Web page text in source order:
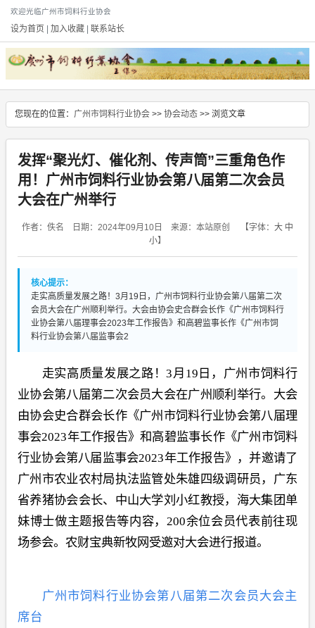
欢迎光临广州市饲料行业协会
设为首页 加入收藏 联系站长
您现在的位置： 广州市饲料行业协会 >> 协会动态 >> 浏览文章
发挥“聚光灯、催化剂、传声筒”三重角色作
用！广州市饲料行业协会第八届第二次会员
大会在广州举行
作者：佚名 日期：2024年09月10日 来源：本站原创 【字体： 大 中
小】
核心提示：
走实高质量发展之路！3月19日，广州市饲料行业协会第八届第二次
会员大会在广州顺利举行。大会由协会史合群会长作《广州市饲料行
业协会第八届理事会2023年工作报告》和高碧监事长作《广州市饲
料行业协会第八届监事会2
走实高质量发展之路 ！3月 19 日，广州市饲料行
业协会第八届第二次会员大会在广州顺利举行。 大会
由协会史合群会长作《广州市饲料行业协会第八届理
事会2023年工作报告》和高碧监事长作《广州市饲料
行业协会第八届监事会2023年工作报告》 ，并邀请了
广州市农业农村局执法监管处朱雄四级调研员，广东
省养猪协会会长、中山大学刘小红教授，海大集团单
妹博士做主题报告等内容， 200余位会员代表前往现
场参会。 农财宝典新牧网受邀对大会进行报道。
广州市饲料行业协会第八届第二次会员大会主
席台